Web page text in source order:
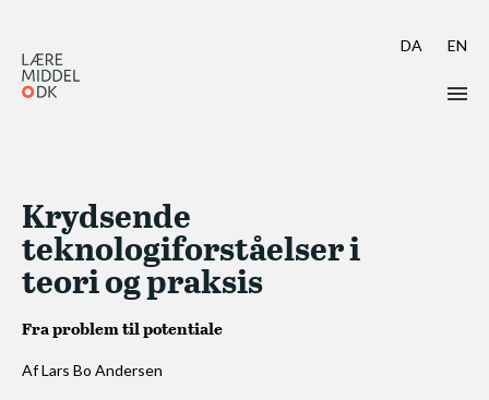
DA EN
Skriv til Learning Tech
Aktuelt call: Learning Tech 17
Guidelines & Skabeloner
Krydsende
teknologiforståelser i
teori og praksis
Fra problem til potentiale
Af Lars Bo Andersen